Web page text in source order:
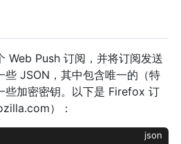
Web Push 订阅，并将订阅发送
些 JSON，其中包含唯一的（特
些加密密钥。以下是 Firefox 订
）：
json